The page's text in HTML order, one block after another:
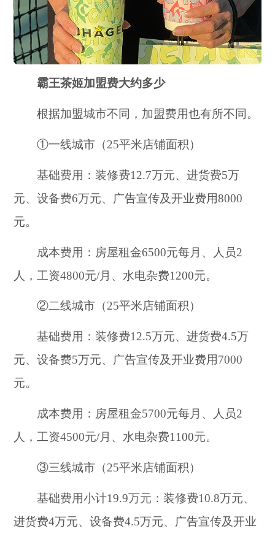
霸王茶姬加盟费大约多少
根据加盟城市不同，加盟费用也有所不同。
①一线城市（25平米店铺面积）
基础费用：装修费12.7万元、进货费5万
元、设备费6万元、广告宣传及开业费用8000
元。
成本费用：房屋租金6500元每月、人员2
人，工资4800元/月、水电杂费1200元。
②二线城市（25平米店铺面积）
基础费用：装修费12.5万元、进货费4.5万
元、设备费5万元、广告宣传及开业费用7000
元。
成本费用：房屋租金5700元每月、人员2
人，工资4500元/月、水电杂费1100元。
③三线城市（25平米店铺面积）
基础费用小计19.9万元：装修费10.8万元、
进货费4万元、设备费4.5万元、广告宣传及开业